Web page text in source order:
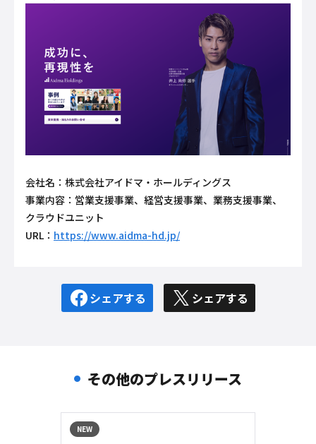
会社名：株式会社アイドマ・ホールディングス
事業内容：営業支援事業、経営支援事業、業務支援事業、
クラウドユニット
URL： https://www.aidma-hd.jp/
シェアする シェアする
その他のプレスリリース
NEW